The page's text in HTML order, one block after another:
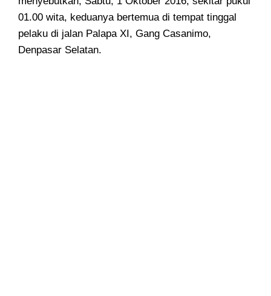
01.00 wita, keduanya bertemua di tempat tinggal
pelaku di jalan Palapa XI, Gang Casanimo,
Denpasar Selatan.